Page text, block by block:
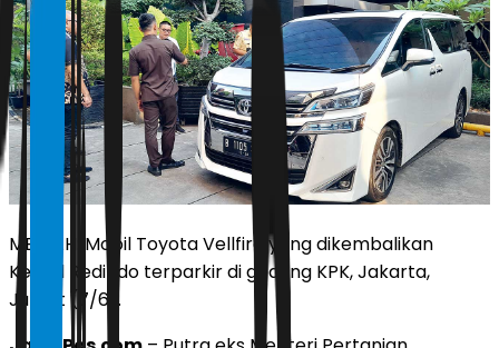
MEWAH: Mobil Toyota Vellfire yang dikembalikan
Kemal Redindo terparkir di gedung KPK, Jakarta,
Jumat (7/6).